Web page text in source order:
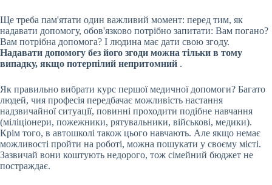
Ще треба пам'ятати один важливий момент: перед тим, як
надавати допомогу, обов'язково потрібно запитати: Вам погано?
Вам потрібна допомога? І людина має дати свою згоду.
Надавати допомогу без його згоди можна тільки в тому
випадку, якщо потерпілий непритомний .
Як правильно вибрати курс першої медичної допомоги? Багато
людей, чия професія передбачає можливість настання
надзвичайної ситуації, повинні проходити подібне навчання
(міліціонери, пожежники, рятувальники, військові, медики).
Крім того, в автошколі також цього навчають. Але якщо немає
можливості пройти на роботі, можна пошукати у своєму місті.
Зазвичай вони коштують недорого, тож сімейний бюджет не
постраждає.